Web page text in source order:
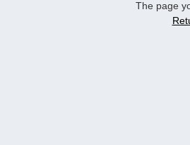
The page